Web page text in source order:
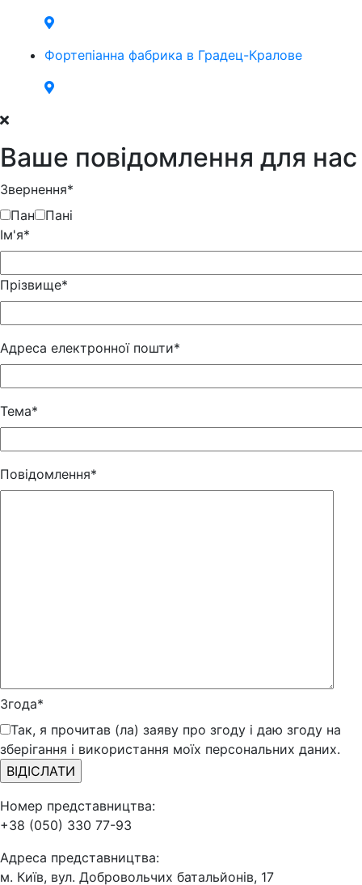
Фортепіанна фабрика в Градец-Кралове
Ваше повідомлення для нас
Звернення*
Пан
Пані
Iм'я*
Прізвище*
Адреса електронної пошти*
Тема*
Повідомлення*
Згода*
Так, я прочитав (ла) заяву про згоду і даю згоду на
зберігання і використання моїх персональних даних.
Номер представництва:
+38 (050) 330 77-93
Адреса представництва:
м. Київ, вул. Добровольчих батальйонів, 17